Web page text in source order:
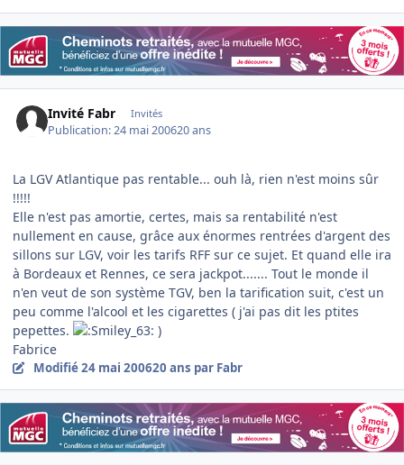
Invité Fabr Invités
Publication:24 mai 200620 ans
La LGV Atlantique pas rentable... ouh là, rien n'est moins sûr
!!!!!
Elle n'est pas amortie, certes, mais sa rentabilité n'est
nullement en cause, grâce aux énormes rentrées d'argent des
sillons sur LGV, voir les tarifs RFF sur ce sujet. Et quand elle ira
à Bordeaux et Rennes, ce sera jackpot....... Tout le monde il
n'en veut de son système TGV, ben la tarification suit, c'est un
peu comme l'alcool et les cigarettes ( j'ai pas dit les ptites
pepettes.
)
Fabrice
Modifié24 mai 200620 ans par Fabr